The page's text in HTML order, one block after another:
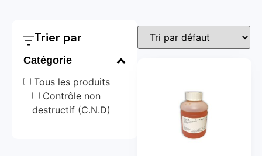
Trier par
Catégorie
Tous les produits
Contrôle non
destructif (C.N.D)